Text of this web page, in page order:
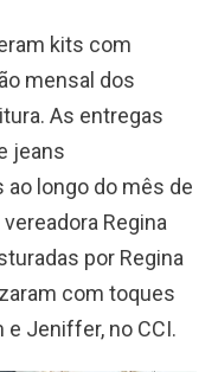
kits com
mensal dos
As entregas
jeans
longo do mês de
Regina
por Regina
com toques
Jeniffer, no CCI.